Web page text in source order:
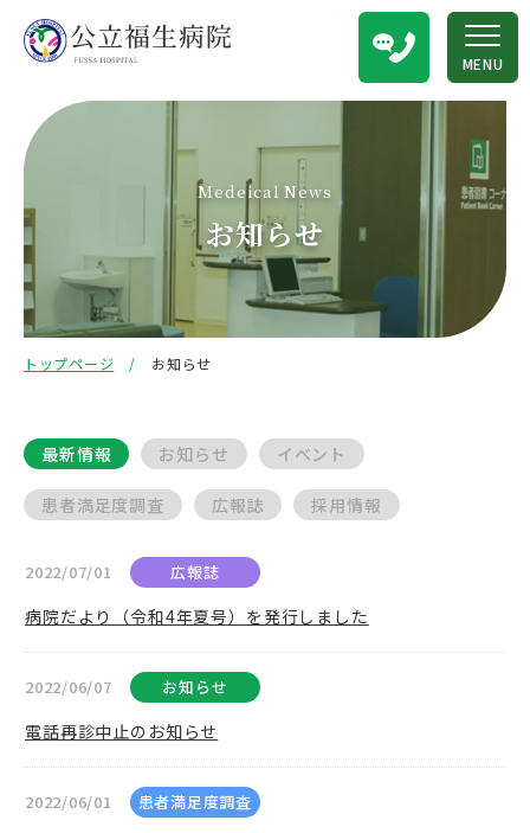
MENU
Medeical News
お知らせ
トップページ お知らせ
最新情報 お知らせ イベント
患者満足度調査 広報誌 採用情報
2022/07/01 広報誌
病院だより（令和4年夏号）を発行しました
2022/06/07 お知らせ
電話再診中止のお知らせ
2022/06/01 患者満足度調査